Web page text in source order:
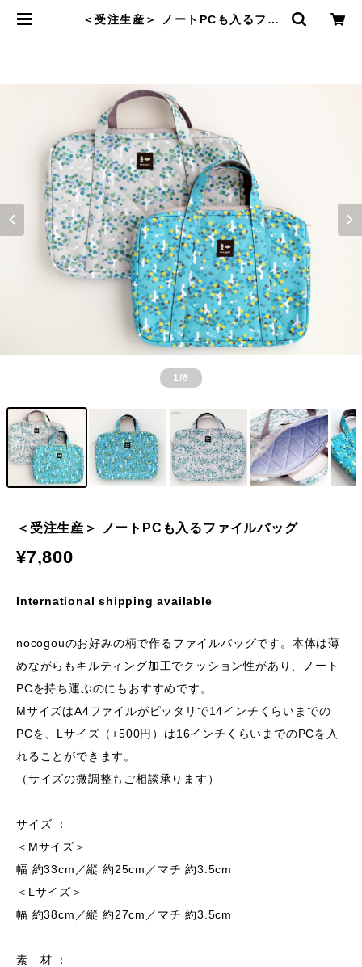
＜受注生産＞ ノートPCも入るファ
1/6
＜受注生産＞ ノートPCも入るファイルバッグ
¥7,800
International shipping available
nocogouのお好みの柄で作るファイルバッグです。本体は薄
めながらもキルティング加工でクッション性があり、ノート
PCを持ち運ぶのにもおすすめです。
MサイズはA4ファイルがピッタリで14インチくらいまでの
PCを、Lサイズ（+500円）は16インチくらいまでのPCを入
れることができます。
（サイズの微調整もご相談承ります）
サイズ ：
＜Mサイズ＞
幅 約33cm／縦 約25cm／マチ 約3.5cm
＜Lサイズ＞
幅 約38cm／縦 約27cm／マチ 約3.5cm
素 材 ：